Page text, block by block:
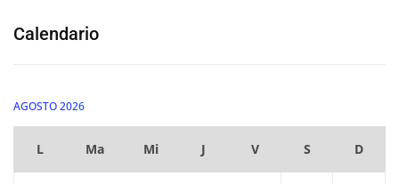
Calendario
AGOSTO 2026
L Ma Mi J V S D